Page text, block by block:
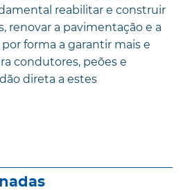
reabilitar e construir
renovar a pavimentação e a
forma a garantir mais e
condutores, peões e
direta a estes